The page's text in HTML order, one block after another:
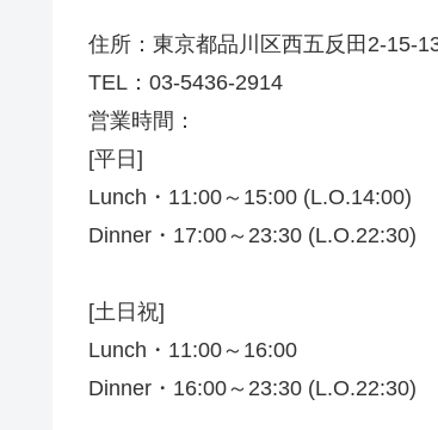
住所：東京都品川区西五反田2-15-
TEL：03-5436-2914
営業時間：
[平日]
Lunch・11:00～15:00 (L.O.14:00)
Dinner・17:00～23:30 (L.O.22:30)
[土日祝]
Lunch・11:00～16:00
Dinner・16:00～23:30 (L.O.22:30)